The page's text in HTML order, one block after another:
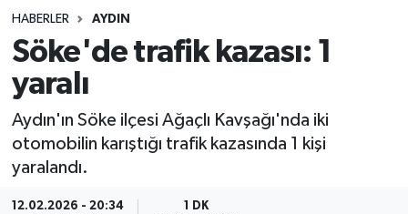
HABERLER AYDIN
Söke'de trafik kazası: 1
yaralı
Aydın'ın Söke ilçesi Ağaçlı Kavşağı'nda iki
otomobilin karıştığı trafik kazasında 1 kişi
yaralandı.
12.02.2026 - 20:34 1 DK
Spor
Teknoloji
Yaşam